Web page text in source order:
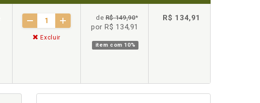
Excluir
deR$ 149,90*
por R$ 134,91
item com 10%
R$ 134,91